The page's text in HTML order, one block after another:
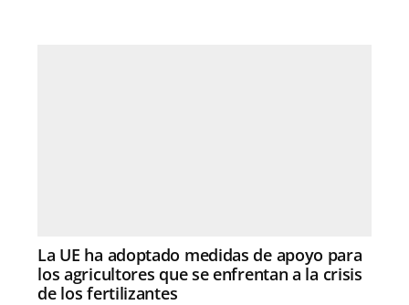
La UE ha adoptado medidas de apoyo para
los agricultores que se enfrentan a la crisis
de los fertilizantes